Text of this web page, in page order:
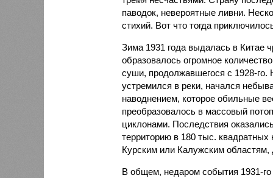
паводок, невероятные ливни.
стихий. Вот что тогда
Зима 1931 года выдалась в Китае
образовалось огромное
суши, продолжавшегося с 1928-го.
устремился в реки, начался
наводнением, которое обильные
преобразовалось в массовый
циклонами. Последствия
территорию в 180 тыс.
Курским или Калужским областям,
В общем, недаром события 1931-